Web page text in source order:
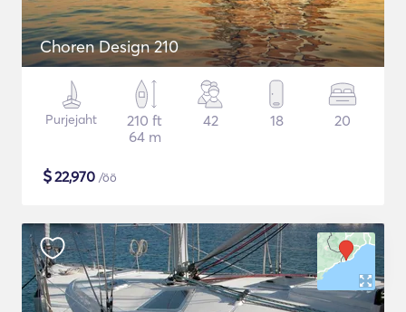
Choren Design 210
Purjejaht
210 ft
64 m
42 18 20
$22,970 /öö